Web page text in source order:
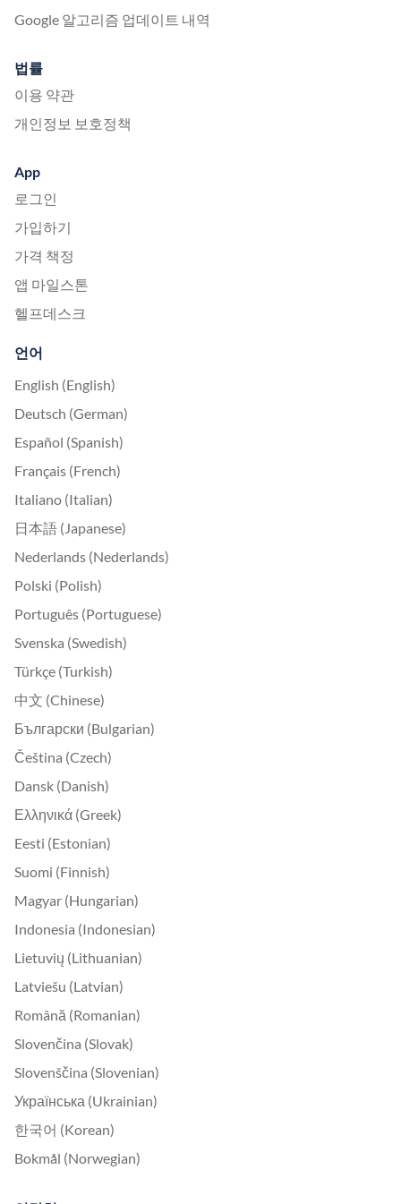
Google 알고리즘 업데이트 내역
법률
이용 약관
개인정보 보호정책
App
로그인
가입하기
가격 책정
앱 마일스톤
헬프데스크
언어
English (English)
Deutsch (German)
Español (Spanish)
Français (French)
Italiano (Italian)
日本語 (Japanese)
Nederlands (Nederlands)
Polski (Polish)
Português (Portuguese)
Svenska (Swedish)
Türkçe (Turkish)
中文 (Chinese)
Български (Bulgarian)
Čeština (Czech)
Dansk (Danish)
Ελληνικά (Greek)
Eesti (Estonian)
Suomi (Finnish)
Magyar (Hungarian)
Indonesia (Indonesian)
Lietuvių (Lithuanian)
Latviešu (Latvian)
Română (Romanian)
Slovenčina (Slovak)
Slovenščina (Slovenian)
Українська (Ukrainian)
한국어 (Korean)
Bokmål (Norwegian)